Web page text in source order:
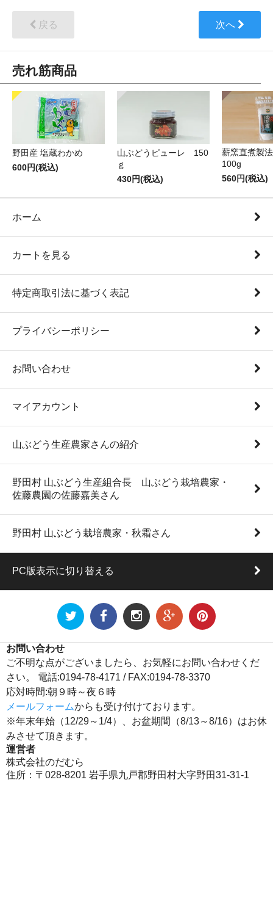
戻る 次へ
売れ筋商品
野田産 塩蔵わかめ
600円(税込)
山ぶどうピューレ 150
ｇ
430円(税込)
薪窯直煮製
100g
560円(税込)
ホーム
カートを見る
特定商取引法に基づく表記
プライバシーポリシー
お問い合わせ
マイアカウント
山ぶどう生産農家さんの紹介
野田村 山ぶどう生産組合長 山ぶどう栽培農家・
佐藤農園の佐藤嘉美さん
野田村 山ぶどう栽培農家・秋霜さん
PC版表示に切り替える
お問い合わせ
ご不明な点がございましたら、お気軽にお問い合わせくだ
さい。 電話:0194-78-4171 / FAX:0194-78-3370
応対時間:朝９時～夜６時
メールフォームからも受け付けております。
※年末年始（12/29～1/4）、お盆期間（8/13～8/16）はお休
みさせて頂きます。
運営者
株式会社のだむら
住所：〒028-8201 岩手県九戸郡野田村大字野田31-31-1